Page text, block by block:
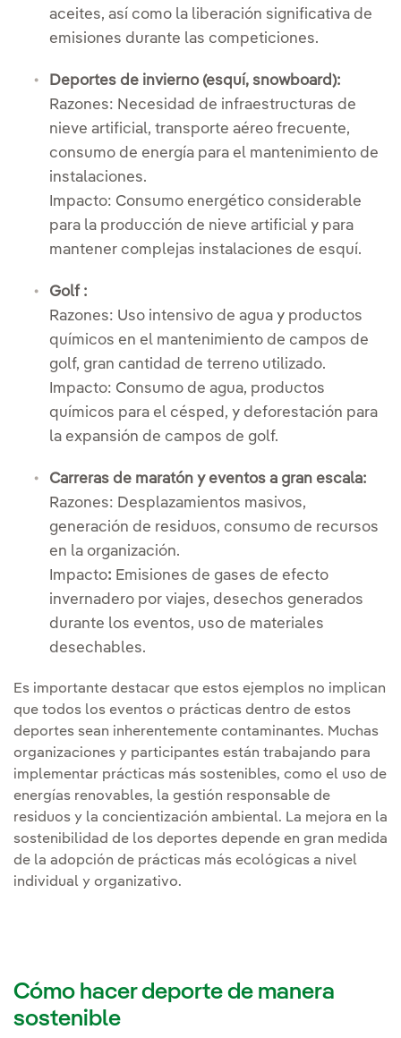
aceites, así como la liberación significativa de
emisiones durante las competiciones.
Deportes de invierno (esquí, snowboard):
Razones: Necesidad de infraestructuras de
nieve artificial, transporte aéreo frecuente,
consumo de energía para el mantenimiento de
instalaciones.
Impacto: Consumo energético considerable
para la producción de nieve artificial y para
mantener complejas instalaciones de esquí.
Golf :
Razones: Uso intensivo de agua y productos
químicos en el mantenimiento de campos de
golf, gran cantidad de terreno utilizado.
Impacto: Consumo de agua, productos
químicos para el césped, y deforestación para
la expansión de campos de golf.
Carreras de maratón y eventos a gran escala:
Razones: Desplazamientos masivos,
generación de residuos, consumo de recursos
en la organización.
Impacto: Emisiones de gases de efecto
invernadero por viajes, desechos generados
durante los eventos, uso de materiales
desechables.
Es importante destacar que estos ejemplos no implican
que todos los eventos o prácticas dentro de estos
deportes sean inherentemente contaminantes. Muchas
organizaciones y participantes están trabajando para
implementar prácticas más sostenibles, como el uso de
energías renovables, la gestión responsable de
residuos y la concientización ambiental. La mejora en la
sostenibilidad de los deportes depende en gran medida
de la adopción de prácticas más ecológicas a nivel
individual y organizativo.
Cómo hacer deporte de manera
sostenible